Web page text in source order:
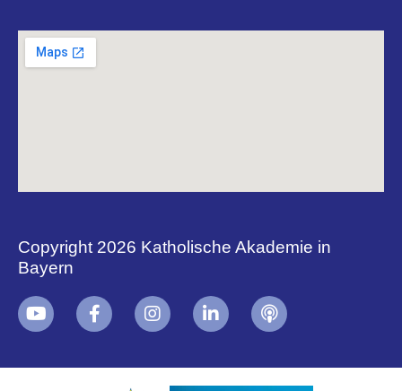
Copyright 2026 Katholische Akademie in
Bayern